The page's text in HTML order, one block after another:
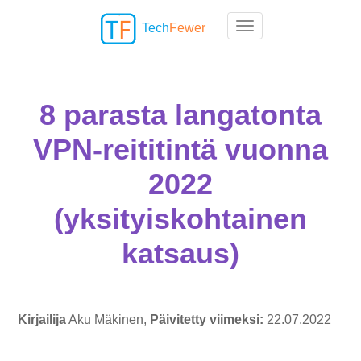
Toggle navigation
TechFewer
8 parasta langatonta
VPN-reititintä vuonna
2022
(yksityiskohtainen
katsaus)
KirjailijaAku Mäkinen, Päivitetty viimeksi: 22.07.2022